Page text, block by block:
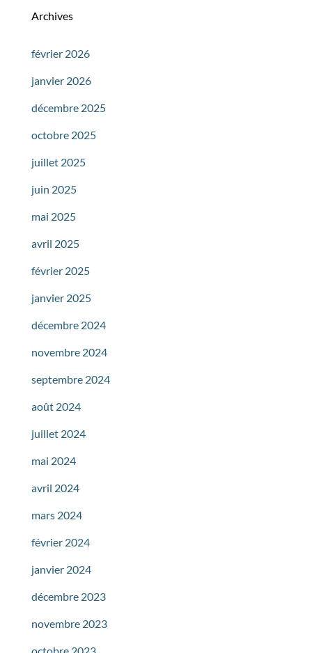
Archives
février 2026
janvier 2026
décembre 2025
octobre 2025
juillet 2025
juin 2025
mai 2025
avril 2025
février 2025
janvier 2025
décembre 2024
novembre 2024
septembre 2024
août 2024
juillet 2024
mai 2024
avril 2024
mars 2024
février 2024
janvier 2024
décembre 2023
novembre 2023